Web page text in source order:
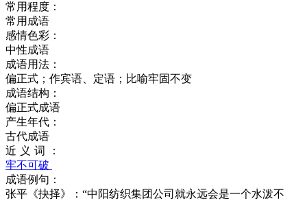
常用程度：
常用成语
感情色彩：
中性成语
成语用法：
偏正式；作宾语、定语；比喻牢固不变
成语结构：
偏正式成语
产生年代：
古代成语
近义词：
牢不可破
成语例句：
张平《抉择》：“中阳纺织集团公司就永远会是一个水泼不